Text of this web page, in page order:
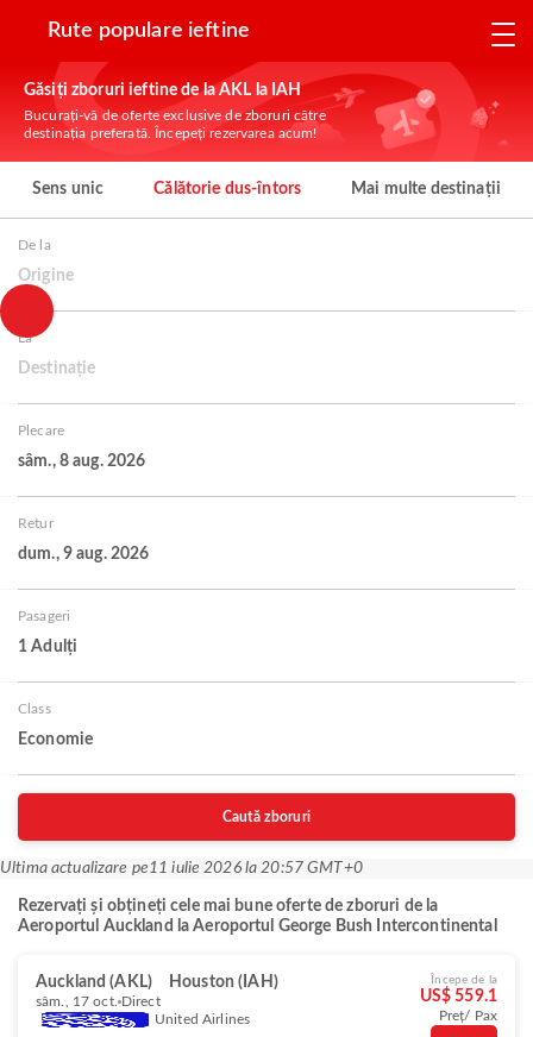
Rute populare ieftine
Găsiți zboruri ieftine de la AKL la IAH
Bucurați-vă de oferte exclusive de zboruri către
destinația preferată. Începeți rezervarea acum!
Sens unic Călătorie dus-întors Mai multe destinații
De la
Origine
La
Destinație
Plecare
sâm., 8 aug. 2026
Retur
dum., 9 aug. 2026
Pasageri
1 Adulți
Class
Economie
Caută zboruri
Ultima actualizare pe11 iulie 2026 la 20:57 GMT+0
Rezervați și obțineți cele mai bune oferte de zboruri de la
Aeroportul Auckland la Aeroportul George Bush Intercontinental
Auckland (AKL) Houston (IAH)
sâm., 17 oct. Direct
United Airlines
Începe de la
US$ 559.1
Preț/ Pax